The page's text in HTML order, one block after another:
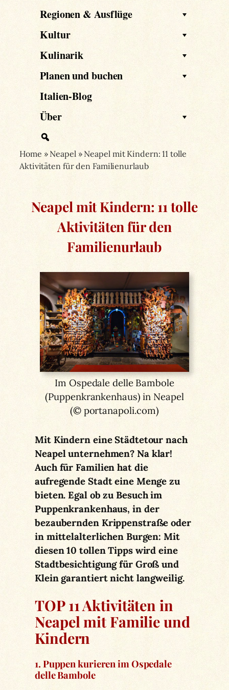
Regionen & Ausflüge
Kultur
Kulinarik
Planen und buchen
Italien-Blog
Über
Home » Neapel» Neapel mit Kindern: 11 tolle
Aktivitäten für den Familienurlaub
Neapel mit Kindern: 11 tolle
Aktivitäten für den
Familienurlaub
Im Ospedale delle Bambole
(Puppenkrankenhaus) in Neapel
(© portanapoli.com)
Mit Kindern eine Städtetour nach
Neapel unternehmen? Na klar!
Auch für Familien hat die
aufregende Stadt eine Menge zu
bieten. Egal ob zu Besuch im
Puppenkrankenhaus, in der
bezaubernden Krippenstraße oder
in mittelalterlichen Burgen: Mit
diesen 10 tollen Tipps wird eine
Stadtbesichtigung für Groß und
Klein garantiert nicht langweilig.
TOP 11 Aktivitäten in
Neapel mit Familie und
Kindern
1. Puppen kurieren im Ospedale
delle Bambole